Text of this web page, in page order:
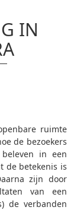
IN
ruimte
de bezoekers
in een
de betekenis is
zijn door
van een
de verbanden